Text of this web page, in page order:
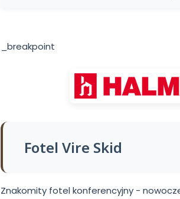
_breakpoint
Fotel Vire Skid
Znakomity fotel konferencyjny -